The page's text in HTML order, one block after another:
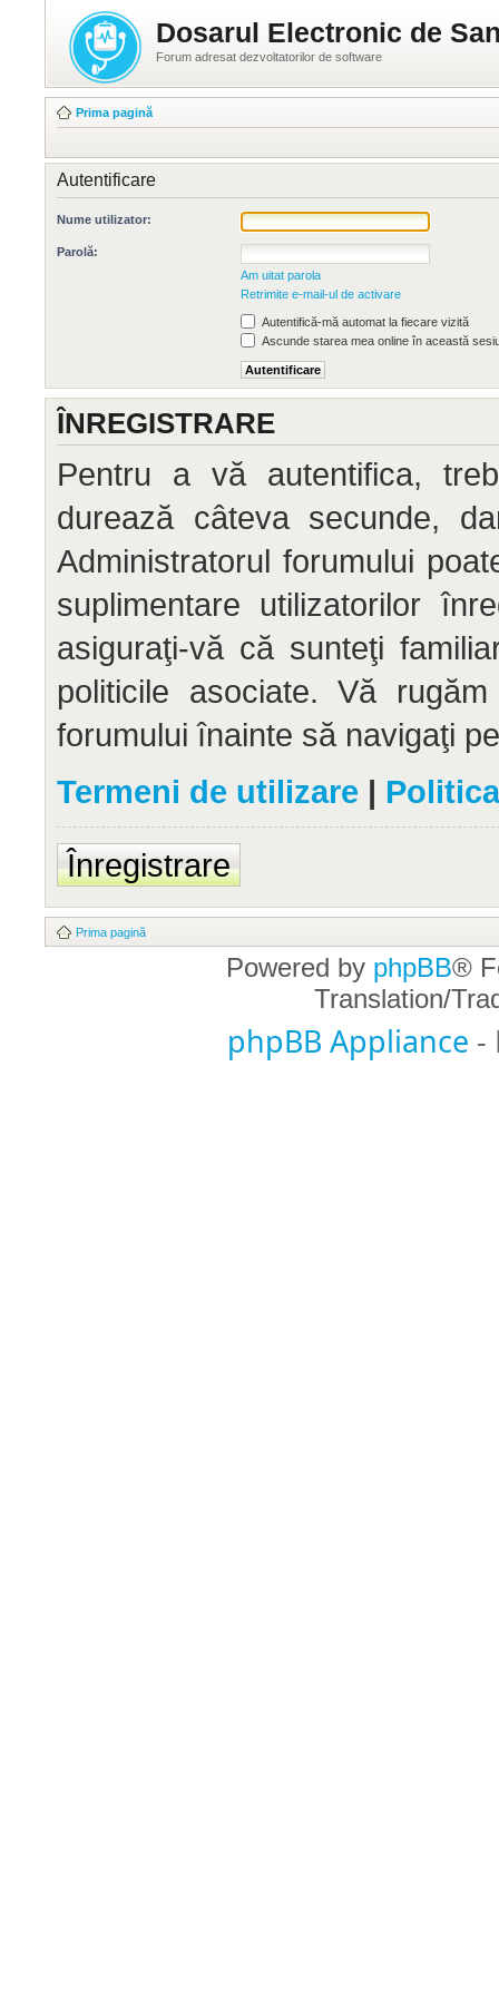
Dosarul Electronic de
Forum adresat dezvoltatorilor de software
Prima pagină
Autentificare
Nume utilizator:
Parolă:
Am uitat parola
Retrimite e-mail-ul de activare
Autentifică-mă automat la fiecare vizită
Ascunde starea mea online în această
ÎNREGISTRARE
Pentru a vă autentifica,
durează câteva secunde,
Administratorul forumului
suplimentare utilizatorilor
asiguraţi-vă că sunteţi
politicile asociate. Vă
forumului înainte să navigaţi
Termeni de utilizare |
Înregistrare
Prima pagină
Powered by phpBB®
Translation/
phpBB Appliance -